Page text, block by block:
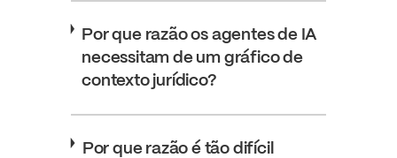
Por que razão os agentes de IA
necessitam de um gráfico de
contexto jurídico?
Por que razão é tão difícil